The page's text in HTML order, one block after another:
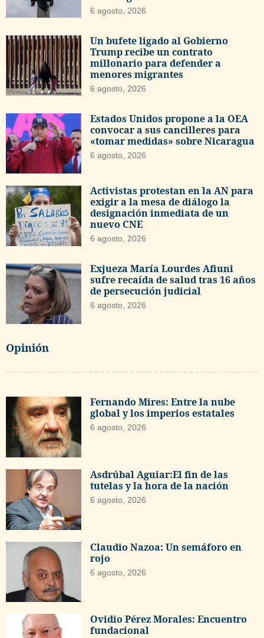
6 agosto, 2026
Un bufete ligado al Gobierno
Trump recibe un contrato
millonario para defender a
menores migrantes
6 agosto, 2026
Estados Unidos propone a la OEA
convocar a sus cancilleres para
«tomar medidas» sobre Nicaragua
6 agosto, 2026
Activistas protestan en la AN para
exigir a la mesa de diálogo la
designación inmediata de un
nuevo CNE
6 agosto, 2026
Exjueza María Lourdes Afiuni
sufre recaída de salud tras 16 años
de persecución judicial
6 agosto, 2026
Opinión
Fernando Mires: Entre la nube
global y los imperios estatales
6 agosto, 2026
Asdrúbal Aguiar:El fin de las
tutelas y la hora de la nación
6 agosto, 2026
Claudio Nazoa: Un semáforo en
rojo
6 agosto, 2026
Ovidio Pérez Morales: Encuentro
fundacional